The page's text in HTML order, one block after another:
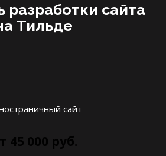
разработки сайта
Тильде
сайт
45 000 руб.